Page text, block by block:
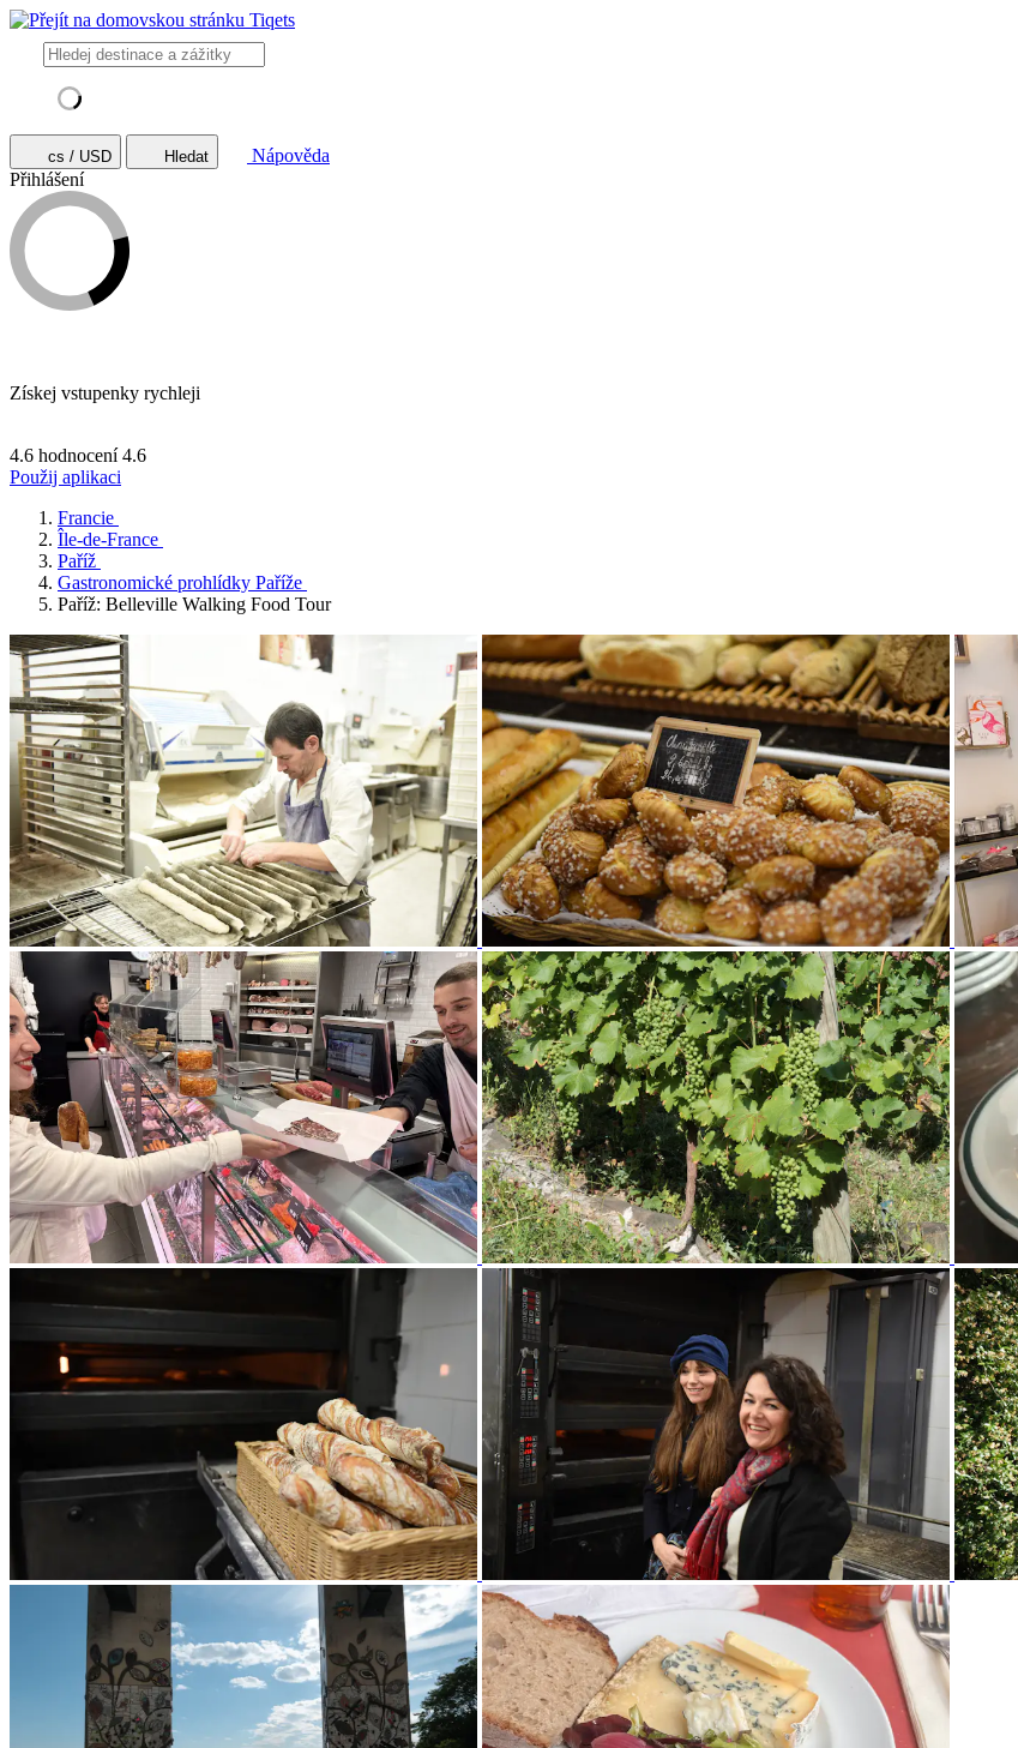
cs / USD Hledat
Nápověda
Přihlášení
Získej vstupenky rychleji
4.6 hodnocení 4.6
Použij aplikaci
Francie
Île-de-France
Paříž
Gastronomické prohlídky Paříže
Paříž: Belleville Walking Food Tour